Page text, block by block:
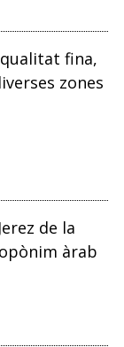
fina,
zones
de la
àrab